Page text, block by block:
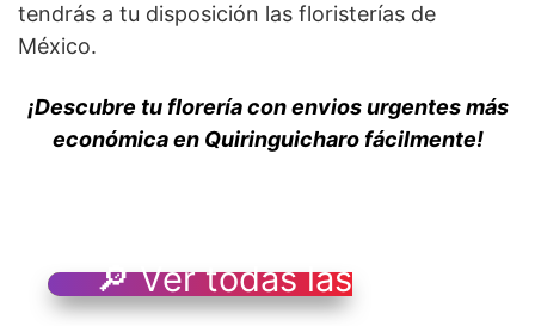
tendrás a tu disposición las floristerías de
México.
¡Descubre tu florería con envios urgentes más
económica en Quiringuicharo fácilmente!
🔎 Ver todas las